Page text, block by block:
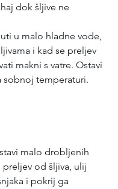
dok šljive ne
u malo hladne vode,
i kad se preljev
makni s vatre. Ostavi
sobnoj temperaturi.
malo drobljenih
preljev od šljiva, ulij
i pokrij ga